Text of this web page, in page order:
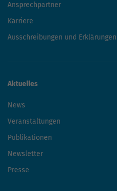
Ansprechpartner
Karriere
Ausschreibungen und Erklärungen
Aktuelles
News
Veranstaltungen
Publikationen
Newsletter
Presse